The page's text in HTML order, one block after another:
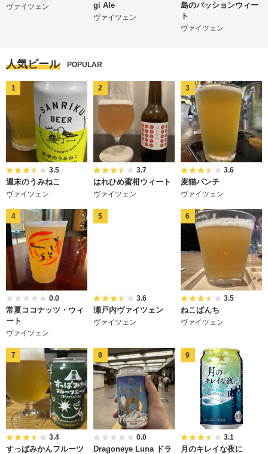
ヴァイツェン
gi Ale
ヴァイツェン
島のパッションウィー
ト
ヴァイツェン
人気ビール POPULAR
3.5
週末のうみねこ
ヴァイツェン
3.7
はれひめ蜜柑ウィート
ヴァイツェン
3.6
麦猫パンチ
ヴァイツェン
0.0
常夏ココナッツ・ウィ
ート
ヴァイツェン
3.6
瀬戸内ヴァイツェン
ヴァイツェン
3.5
ねこぱんち
ヴァイツェン
3.4
すっぱみかんフルーツ
0.0
Dragoneye Luna ドラ
3.1
月のキレイな夜に